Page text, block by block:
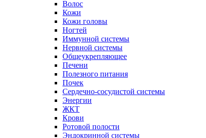
Волос
Кожи
Кожи головы
Ногтей
Иммунной системы
Нервной системы
Общеукрепляющее
Печени
Полезного питания
Почек
Сердечно-сосудистой системы
Энергии
ЖКТ
Крови
Ротовой полости
Эндокринной системы